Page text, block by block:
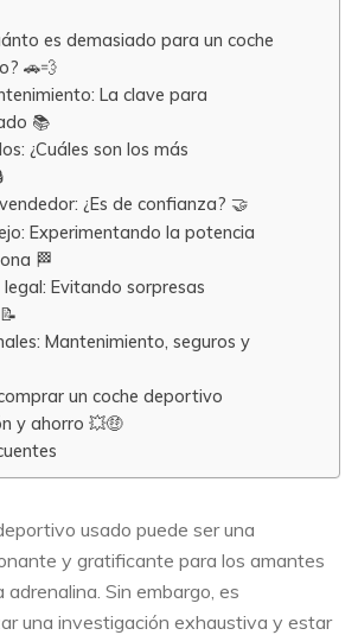
es demasiado para un coche
🚗💨
La clave para
📚
¿Cuáles son los más
¿Es de confianza? 🤝
Experimentando la potencia
🏁
Evitando sorpresas
Mantenimiento, seguros y
un coche deportivo
y ahorro 💥🤑
usado puede ser una
y gratificante para los amantes
Sin embargo, es
una investigación exhaustiva y estar